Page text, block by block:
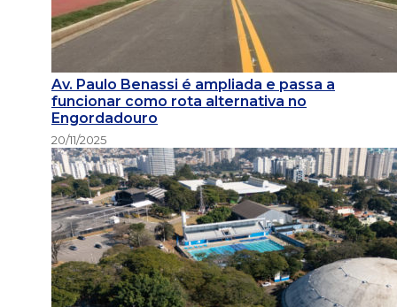
Av. Paulo Benassi é ampliada e passa a
funcionar como rota alternativa no
Engordadouro
20/11/2025